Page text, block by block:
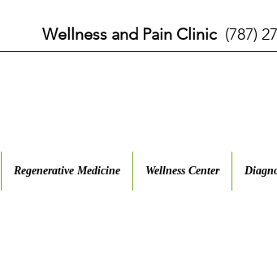
Wellness and Pain Clinic(787)
Regenerative Medicine Wellness Center